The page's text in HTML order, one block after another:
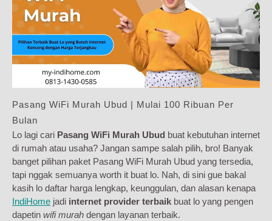
Pasang WiFi Murah Ubud | Mulai 100 Ribuan Per
Bulan
Lo lagi cari Pasang WiFi Murah Ubud buat kebutuhan internet
di rumah atau usaha? Jangan sampe salah pilih, bro! Banyak
banget pilihan paket Pasang WiFi Murah Ubud yang tersedia,
tapi nggak semuanya worth it buat lo. Nah, di sini gue bakal
kasih lo daftar harga lengkap, keunggulan, dan alasan kenapa
IndiHome jadi internet provider terbaik buat lo yang pengen
dapetin wifi murah dengan layanan terbaik.